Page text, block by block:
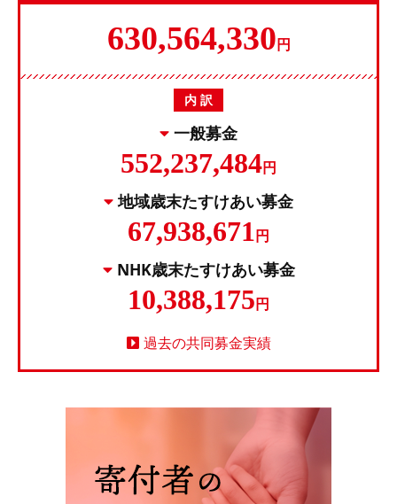
630,564,330 円
内 訳
一般募金
552,237,484円
地域歳末たすけあい募金
67,938,671 円
NHK歳末たすけあい募金
10,388,175 円
過去の共同募金実績